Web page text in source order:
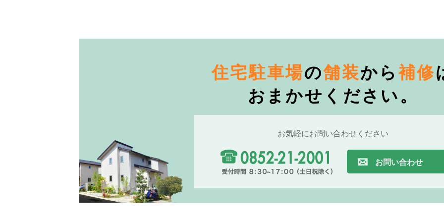
住宅駐車場の舗装から補修
おまかせください。
お気軽にお問い合わせください
お問い合わせ